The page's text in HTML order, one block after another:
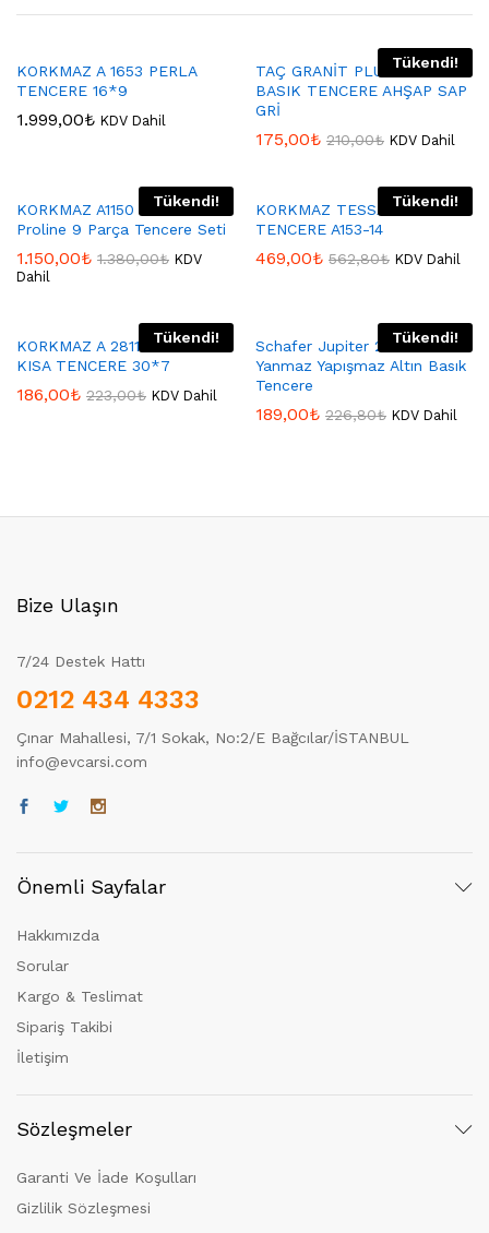
KORKMAZ A 1653 PERLA
TENCERE 16*9
1.999,00₺ KDV Dahil
Tükendi!
TAÇ GRANİT PLUS 26 CM
BASIK TENCERE AHŞAP SAP
GRİ
175,00₺ 210,00₺ KDV Dahil
Tükendi!
KORKMAZ A1150 Korkmaz
Proline 9 Parça Tencere Seti
1.150,00₺ 1.380,00₺ KDV
Dahil
Tükendi!
KORKMAZ TESSA DÜDÜKLÜ
TENCERE A153-14
469,00₺ 562,80₺ KDV Dahil
Tükendi!
KORKMAZ A 2811 MİA GRANİT
KISA TENCERE 30*7
186,00₺ 223,00₺ KDV Dahil
Tükendi!
Schafer Jupiter 26 Cm
Yanmaz Yapışmaz Altın Basık
Tencere
189,00₺ 226,80₺ KDV Dahil
Bize Ulaşın
7/24 Destek Hattı
0212 434 4333
Çınar Mahallesi, 7/1 Sokak, No:2/E Bağcılar/İSTANBUL
info@evcarsi.com
Önemli Sayfalar
Hakkımızda
Sorular
Kargo & Teslimat
Sipariş Takibi
İletişim
Sözleşmeler
Garanti Ve İade Koşulları
Gizlilik Sözleşmesi